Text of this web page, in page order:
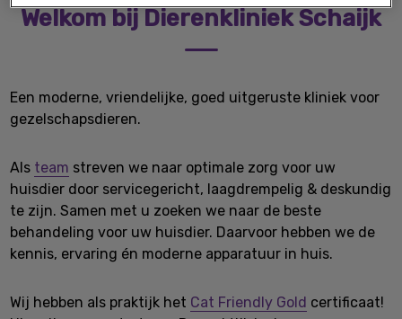
Welkom bij Dierenkliniek Schaijk
Een moderne, vriendelijke, goed uitgeruste kliniek voor
gezelschapsdieren.
Als team streven we naar optimale zorg voor uw
huisdier door servicegericht, laagdrempelig & deskundig
te zijn. Samen met u zoeken we naar de beste
behandeling voor uw huisdier. Daarvoor hebben we de
kennis, ervaring én moderne apparatuur in huis.
Wij hebben als praktijk het Cat Friendly Gold certificaat!